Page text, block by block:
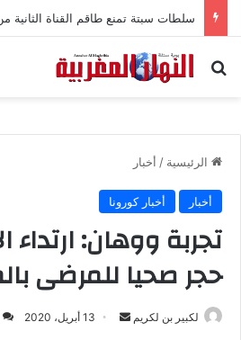
سلطات سبتة تمنع طاقم القناة الثانية من
بحث عن
الرئيسية / أخبار
أخبار أخبار كورونا
تجربة ووهان: ارتداء
حجر صحيا للمرضى
لكبير بن لكريم 13 أبريل، 2020